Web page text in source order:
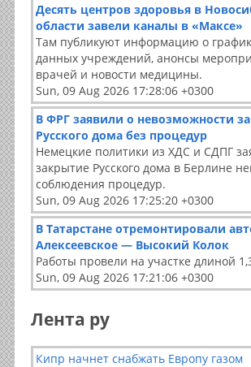
Десять центров здоровья в
области завели каналы в «Максе»
Там публикуют информацию о
данных учреждений, анонсы
врачей и новости медицины.
Sun, 09 Aug 2026 17:28:06 +0300
В ФРГ заявили о невозможности
Русского дома без процедур
Немецкие политики из ХДС и СДПГ
закрытие Русского дома в Берлине
соблюдения процедур.
Sun, 09 Aug 2026 17:25:20 +0300
В Татарстане отремонтировали
Алексеевское — Высокий Колок
Работы провели на участке длиной
Sun, 09 Aug 2026 17:21:06 +0300
Лента ру
Кипр начнет снабжать Европу газом